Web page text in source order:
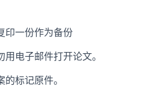
印一份作为备份
电子邮件打开论文。
标记原件。